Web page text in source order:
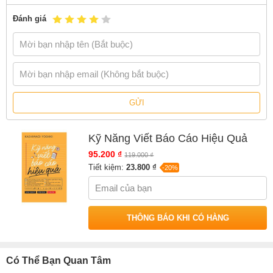
phí và tặng Bookmark
Đánh giá
GỬI
Kỹ Năng Viết Báo Cáo Hiệu Quả
95.200 ₫ 119.000 ₫
Tiết kiệm:23.800 ₫ -20%
THÔNG BÁO KHI CÓ HÀNG
Có Thể Bạn Quan Tâm